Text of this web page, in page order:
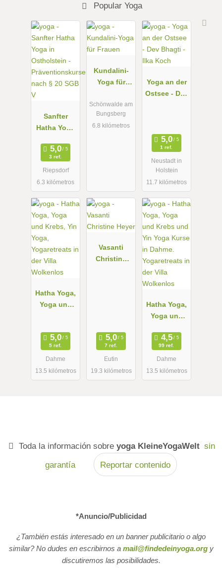
Popular Yoga
Sanfter
Hatha Yoga
Ostholstein
-
Präventions
kurse nach §
3 ref.
Riepsdorf
6.3 kilómetros
Kundalini-
Yoga für
Schönwalde am
Bungsberg
6.8 kilómetros
Yoga an der
Ostsee - Dev
1 ref.
Neustadt in
Holstein
11.7 kilómetros
Hatha Yoga,
Yoga und
Yogaretreats
in der Villa
Wolkenlos
5 ref.
Dahme
13.5 kilómetros
Vasanti
Christine
7 ref.
Eutin
19.3 kilómetros
Hatha Yoga,
Yoga und
Yin Yoga
Kurse in
Dahme.
Yogaretreats
99 ref.
Dahme
13.5 kilómetros
Toda la información sobre yoga KleineYogaWelt sin
garantía
Reportar contenido
*Anuncio/Publicidad
¿También estás interesado en un banner publicitario o algo
similar? No dudes en escribirnos a mail@findedeinyoga.orgy
discutiremos las posibilidades.